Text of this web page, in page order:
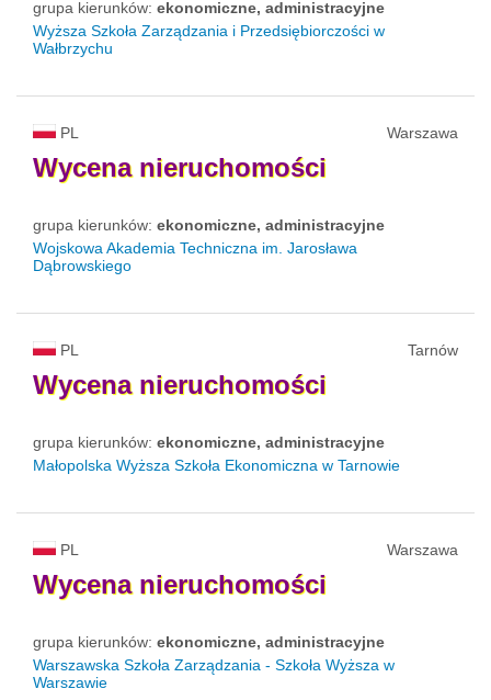
grupa kierunków: ekonomiczne, administracyjne
Wyższa Szkoła Zarządzania i Przedsiębiorczości w
Wałbrzychu
PL Warszawa
Wycena nieruchomości
grupa kierunków: ekonomiczne, administracyjne
Wojskowa Akademia Techniczna im. Jarosława
Dąbrowskiego
PL Tarnów
Wycena nieruchomości
grupa kierunków: ekonomiczne, administracyjne
Małopolska Wyższa Szkoła Ekonomiczna w Tarnowie
PL Warszawa
Wycena nieruchomości
grupa kierunków: ekonomiczne, administracyjne
Warszawska Szkoła Zarządzania - Szkoła Wyższa w
Warszawie